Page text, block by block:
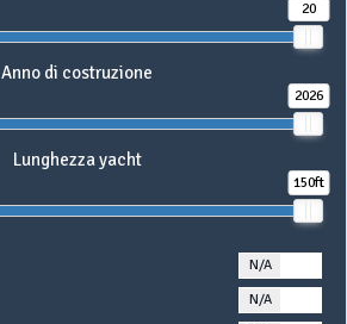
20
Anno di costruzione
2026
Lunghezza yacht
150ft
N/A
N/A